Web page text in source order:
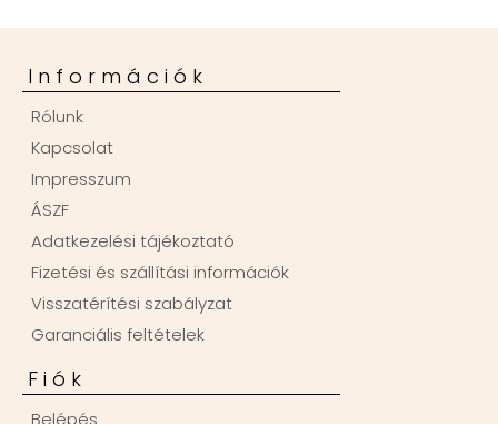
Információk
Rólunk
Kapcsolat
Impresszum
ÁSZF
Adatkezelési tájékoztató
Fizetési és szállítási információk
Visszatérítési szabályzat
Garanciális feltételek
Fiók
Belépés